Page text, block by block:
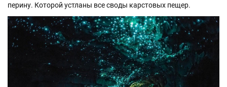
перину. Которой устланы все своды карстовых пещер.